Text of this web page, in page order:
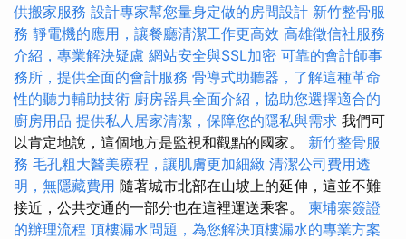
供搬家服務 設計專家幫您量身定做的房間設計 新竹整骨服
務 靜電機的應用，讓餐廳清潔工作更高效 高雄徵信社服務
介紹，專業解決疑慮 網站安全與SSL加密 可靠的會計師事
務所，提供全面的會計服務 骨導式助聽器，了解這種革命
性的聽力輔助技術 廚房器具全面介紹，協助您選擇適合的
廚房用品 提供私人居家清潔，保障您的隱私與需求 我們可
以肯定地說，這個地方是監視和觀點的國家。 新竹整骨服
務 毛孔粗大醫美療程，讓肌膚更加細緻 清潔公司費用透
明，無隱藏費用 隨著城市北部在山坡上的延伸，這並不難
接近，公共交通的一部分也在這裡運送乘客。 柬埔寨簽證
的辦理流程 頂樓漏水問題，為您解決頂樓漏水的專業方案